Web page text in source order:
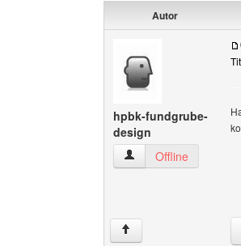
Autor
hpbk-fundgrube-
design
hpbk-fundgrube-
Offline
↑